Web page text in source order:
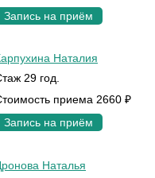
Запись на приём
Наталия
29 год.
приема 2660 ₽
Запись на приём
Наталья